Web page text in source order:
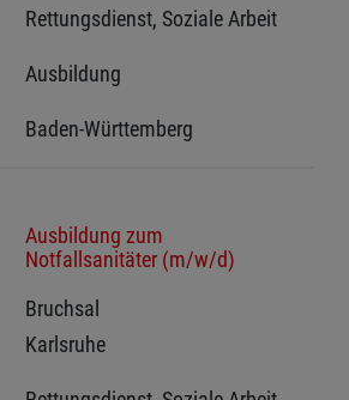
Rettungsdienst, Soziale Arbeit
Ausbildung
Baden-Württemberg
Ausbildung zum
Notfallsanitäter (m/w/d)
Bruchsal
Karlsruhe